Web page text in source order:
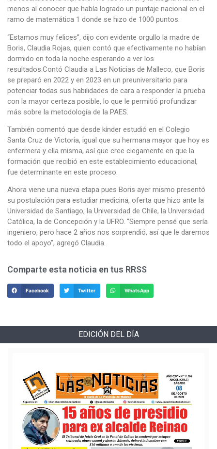
menos al conocer que había logrado un puntaje nacional en el
ramo de matemática 1 donde se hizo de 1000 puntos.
“Estamos muy felices”, dijo con evidente orgullo la madre de
Boris, Claudia Rojas, quien contó que efectivamente no habían
dormido en toda la noche esperando a ver los
resultados.Contó Claudia a Las Noticias de Malleco, que Boris
se preparó en 2022 y en 2023 en un preuniversitario para
potenciar todas sus habilidades de cara a responder la prueba
con la mayor certeza posible, lo que le permitió profundizar
más sobre la metodología de la PAES.
También comentó que desde kínder estudió en el Colegio
Santa Cruz de Victoria, igual que su hermana mayor que hoy es
enfermera y ella misma, así que cree ciegamente en que la
formación que recibió en este establecimiento educacional,
fue determinante en este proceso.
Ahora viene una nueva etapa pues Boris ayer mismo presentó
su postulación para estudiar medicina, oferta que hizo ante la
Universidad de Santiago, la Universidad de Chile, la Universidad
Católica, la de Concepción y la UFRO. “Siempre pensé que sería
ingeniero, pero hace 2 años nos sorprendió, así que le daremos
todo el apoyo”, agregó Claudia.
Comparte esta noticia en tus RRSS
Facebook Twitter WhatsApp
EDICIÓN DEL DÍA